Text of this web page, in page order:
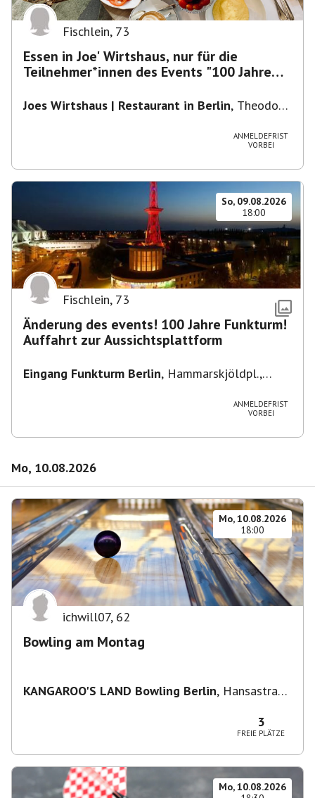
Fischlein, 73
Essen in Joe' Wirtshaus, nur für die
Teilnehmer*innen des Events "100 Jahre
Joes Wirtshaus | Restaurant in Berlin, Theodor-
ANMELDEFRIST
VORBEI
So, 09.08.2026
18:00
Fischlein, 73
Änderung des events! 100 Jahre Funkturm!
Auffahrt zur Aussichtsplattform
Eingang Funkturm Berlin, Hammarskjöldpl.,
ANMELDEFRIST
VORBEI
Mo, 10.08.2026
Mo, 10.08.2026
18:00
ichwill07, 62
Bowling am Montag
KANGAROO'S LAND Bowling Berlin, Hansastraße
3
FREIE PLÄTZE
Mo, 10.08.2026